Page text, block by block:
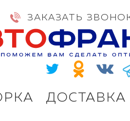
ДОСТАВКА
ЗАКАЗАТЬ